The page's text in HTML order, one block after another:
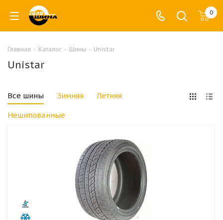
0
Главная - Каталог - Шины - Unistar
Unistar
Все шины Зимняя Летняя
Нешипованные